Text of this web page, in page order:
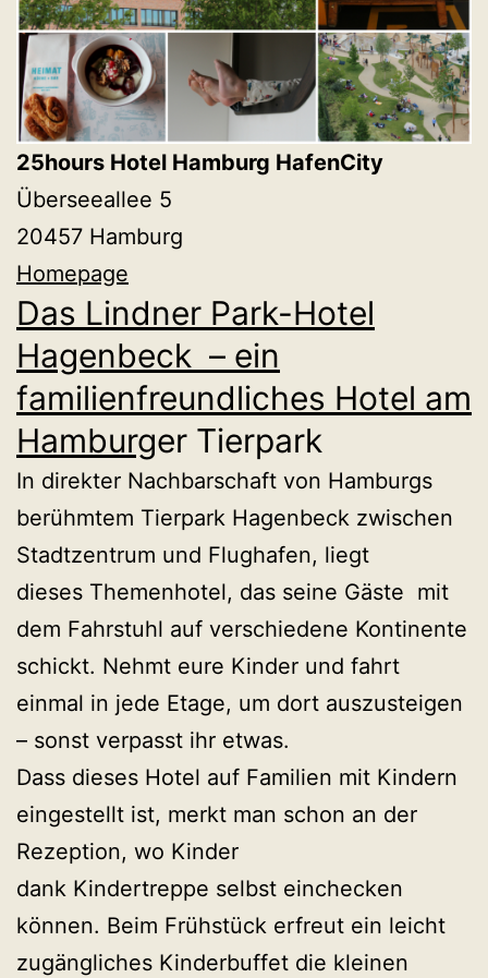
25hours Hotel Hamburg HafenCity
Überseeallee 5
20457 Hamburg
Homepage
Das Lindner Park-Hotel
Hagenbeck – ein
familienfreundliches Hotel am
Hamburger Tierpark
In direkter Nachbarschaft von Hamburgs
berühmtem Tierpark Hagenbeck zwischen
Stadtzentrum und Flughafen, liegt
dieses Themenhotel, das seine Gäste mit
dem Fahrstuhl auf verschiedene Kontinente
schickt. Nehmt eure Kinder und fahrt
einmal in jede Etage, um dort auszusteigen
– sonst verpasst ihr etwas.
Dass dieses Hotel auf Familien mit Kindern
eingestellt ist, merkt man schon an der
Rezeption, wo Kinder
dank Kindertreppe selbst einchecken
können. Beim Frühstück erfreut ein leicht
zugängliches Kinderbuffet die kleinen